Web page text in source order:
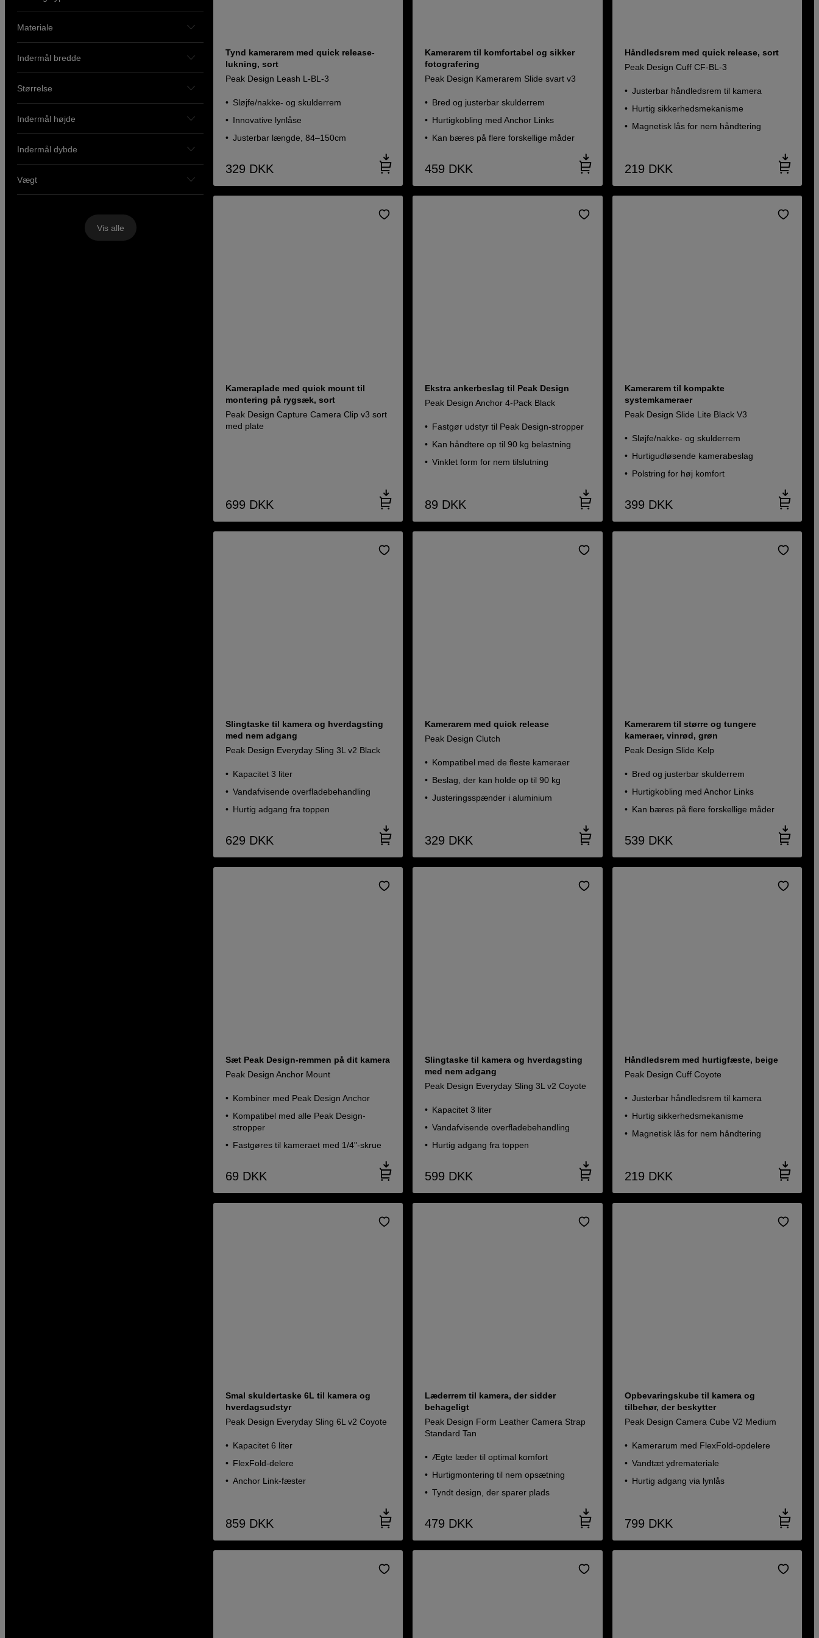
Materiale
Indermål bredde
Størrelse
Indermål højde
Indermål dybde
Vægt
Vis alle
Tynd kamerarem med quick release-
lukning, sort
Peak Design Leash L-BL-3
Sløjfe/nakke- og skulderrem
Innovative lynlåse
Justerbar længde, 84–150cm
329 DKK
Kamerarem til komfortabel og sikker
fotografering
Peak Design Kamerarem Slide svart v3
Bred og justerbar skulderrem
Hurtigkobling med Anchor Links
Kan bæres på flere forskellige måder
459 DKK
Håndledsrem med quick release, sort
Peak Design Cuff CF-BL-3
Justerbar håndledsrem til kamera
Hurtig sikkerhedsmekanisme
Magnetisk lås for nem håndtering
219 DKK
Kameraplade med quick mount til
montering på rygsæk, sort
Peak Design Capture Camera Clip v3 sort
med plate
699 DKK
Ekstra ankerbeslag til Peak Design
Peak Design Anchor 4-Pack Black
Fastgør udstyr til Peak Design-stropper
Kan håndtere op til 90 kg belastning
Vinklet form for nem tilslutning
89 DKK
Kamerarem til kompakte
systemkameraer
Peak Design Slide Lite Black V3
Sløjfe/nakke- og skulderrem
Hurtigudløsende kamerabeslag
Polstring for høj komfort
399 DKK
Slingtaske til kamera og hverdagsting
med nem adgang
Peak Design Everyday Sling 3L v2 Black
Kapacitet 3 liter
Vandafvisende overfladebehandling
Hurtig adgang fra toppen
629 DKK
Kamerarem med quick release
Peak Design Clutch
Kompatibel med de fleste kameraer
Beslag, der kan holde op til 90 kg
Justeringsspænder i aluminium
329 DKK
Kamerarem til større og tungere
kameraer, vinrød, grøn
Peak Design Slide Kelp
Bred og justerbar skulderrem
Hurtigkobling med Anchor Links
Kan bæres på flere forskellige måder
539 DKK
Sæt Peak Design-remmen på dit kamera
Peak Design Anchor Mount
Kombiner med Peak Design Anchor
Kompatibel med alle Peak Design-
stropper
Fastgøres til kameraet med 1/4"-skrue
69 DKK
Slingtaske til kamera og hverdagsting
med nem adgang
Peak Design Everyday Sling 3L v2 Coyote
Kapacitet 3 liter
Vandafvisende overfladebehandling
Hurtig adgang fra toppen
599 DKK
Håndledsrem med hurtigfæste, beige
Peak Design Cuff Coyote
Justerbar håndledsrem til kamera
Hurtig sikkerhedsmekanisme
Magnetisk lås for nem håndtering
219 DKK
Smal skuldertaske 6L til kamera og
hverdagsudstyr
Peak Design Everyday Sling 6L v2 Coyote
Kapacitet 6 liter
FlexFold-delere
Anchor Link-fæster
859 DKK
Læderrem til kamera, der sidder
behageligt
Peak Design Form Leather Camera Strap
Standard Tan
Ægte læder til optimal komfort
Hurtigmontering til nem opsætning
Tyndt design, der sparer plads
479 DKK
Opbevaringskube til kamera og
tilbehør, der beskytter
Peak Design Camera Cube V2 Medium
Kamerarum med FlexFold-opdelere
Vandtæt ydremateriale
Hurtig adgang via lynlås
799 DKK